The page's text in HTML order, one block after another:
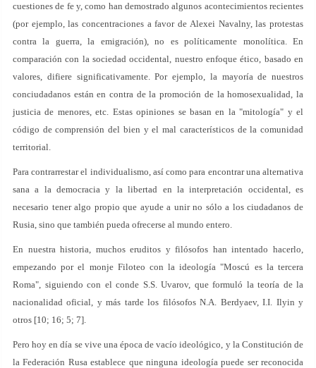
cuestiones de fe y, como han demostrado algunos acontecimientos recientes
(por ejemplo, las concentraciones a favor de Alexei Navalny, las protestas
contra la guerra, la emigración), no es políticamente monolítica. En
comparación con la sociedad occidental, nuestro enfoque ético, basado en
valores, difiere significativamente. Por ejemplo, la mayoría de nuestros
conciudadanos están en contra de la promoción de la homosexualidad, la
justicia de menores, etc. Estas opiniones se basan en la "mitología" y el
código de comprensión del bien y el mal característicos de la comunidad
territorial.
Para contrarrestar el individualismo, así como para encontrar una alternativa
sana a la democracia y la libertad en la interpretación occidental, es
necesario tener algo propio que ayude a unir no sólo a los ciudadanos de
Rusia, sino que también pueda ofrecerse al mundo entero.
En nuestra historia, muchos eruditos y filósofos han intentado hacerlo,
empezando por el monje Filoteo con la ideología "Moscú es la tercera
Roma", siguiendo con el conde S.S. Uvarov, que formuló la teoría de la
nacionalidad oficial, y más tarde los filósofos N.A. Berdyaev, I.I. Ilyin y
otros [10; 16; 5; 7].
Pero hoy en día se vive una época de vacío ideológico, y la Constitución de
la Federación Rusa establece que ninguna ideología puede ser reconocida